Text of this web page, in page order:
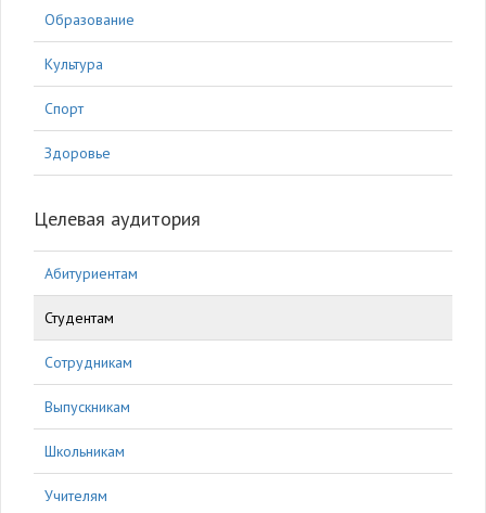
Образование
Культура
Спорт
Здоровье
Целевая аудитория
Абитуриентам
Студентам
Сотрудникам
Выпускникам
Школьникам
Учителям